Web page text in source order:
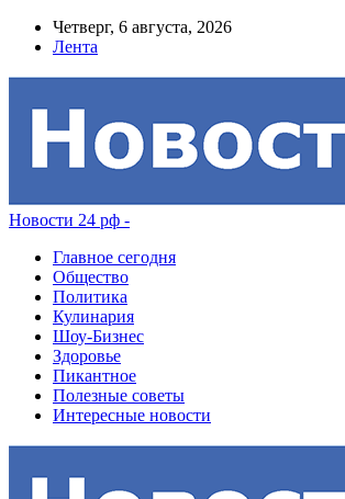
Четверг, 6 августа, 2026
Лента
Новости 24 рф -
Главное сегодня
Общество
Политика
Кулинария
Шоу-Бизнес
Здоровье
Пикантное
Полезные советы
Интересные новости